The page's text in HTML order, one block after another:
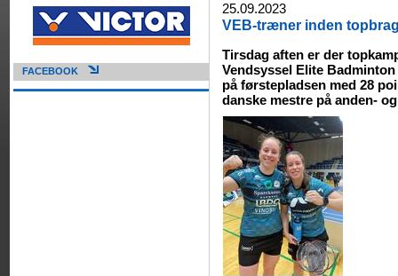
FACEBOOK
25.09.2023
VEB-træner inden
Tirsdag aften er der
Vendsyssel Elite
på førstepladsen med 28
danske mestre på anden-